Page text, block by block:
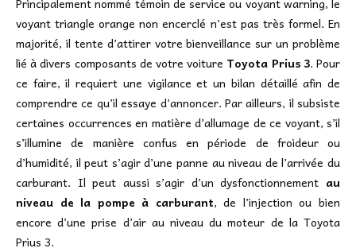
voyant triangle orange non encerclé n’est pas très formel. En
majorité, il tente d’attirer votre bienveillance sur un problème
lié à divers composants de votre voiture Toyota Prius 3. Pour
ce faire, il requiert une vigilance et un bilan détaillé afin de
comprendre ce qu’il essaye d’annoncer. Par ailleurs, il subsiste
certaines occurrences en matière d’allumage de ce voyant, s’il
s’illumine de manière confus en période de froideur ou
d’humidité, il peut s’agir d’une panne au niveau de l’arrivée du
carburant. Il peut aussi s’agir d’un dysfonctionnement au
niveau de la pompe à carburant, de l’injection ou bien
encore d’une prise d’air au niveau du moteur de la Toyota
Prius 3.